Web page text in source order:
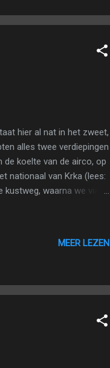
hier al nat in het zweet,
alles twee verdiepingen
de koelte van de airco, op
nationaal van Krka (lees:
waarna we via
Onderweg zagen
lagen uitgestald.
MEER LEZEN